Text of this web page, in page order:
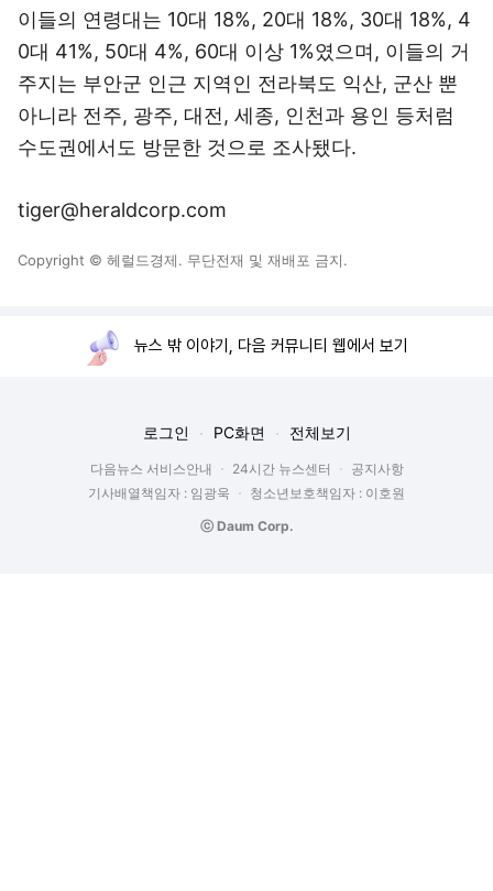
이들의 연령대는 10대 18%, 20대 18%, 30대 18%, 4
0대 41%, 50대 4%, 60대 이상 1%였으며, 이들의 거
주지는 부안군 인근 지역인 전라북도 익산, 군산 뿐
아니라 전주, 광주, 대전, 세종, 인천과 용인 등처럼
수도권에서도 방문한 것으로 조사됐다.
tiger@heraldcorp.com
Copyright © 헤럴드경제. 무단전재 및 재배포 금지.
뉴스 밖 이야기, 다음 커뮤니티 웹에서 보기
로그인 PC화면 전체보기
다음뉴스 서비스안내 24시간 뉴스센터
공지사항
기사배열책임자 : 임광욱
청소년보호책임자 : 이호원
ⓒ Daum Corp.